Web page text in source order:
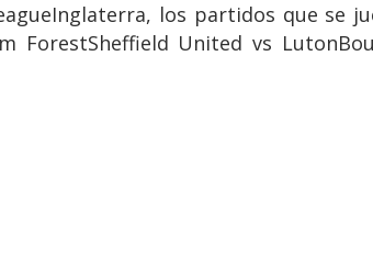
los partidos que se
ForestSheffield United vs